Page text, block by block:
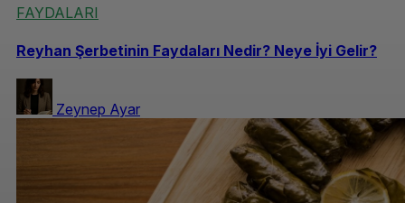
FAYDALARI
Reyhan Şerbetinin Faydaları Nedir? Neye İyi Gelir?
Zeynep Ayar